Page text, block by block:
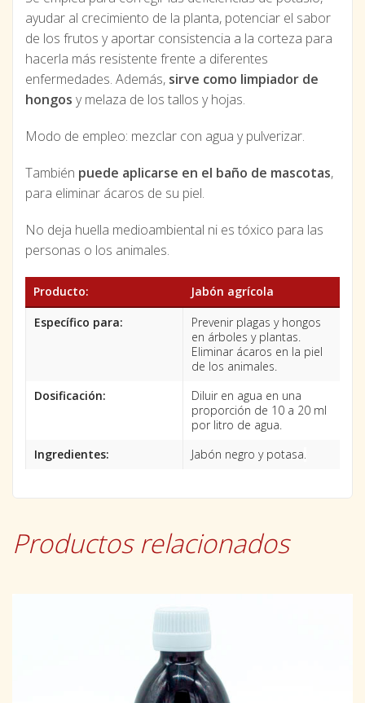
ayudar al crecimiento de la planta, potenciar el sabor
de los frutos y aportar consistencia a la corteza para
hacerla más resistente frente a diferentes
enfermedades. Además, sirve como limpiador de
hongos y melaza de los tallos y hojas.
Modo de empleo: mezclar con agua y pulverizar.
También puede aplicarse en el baño de mascotas,
para eliminar ácaros de su piel.
No deja huella medioambiental ni es tóxico para las
personas o los animales.
Producto:
Jabón agrícola
Específico para:
Prevenir plagas y hongos
en árboles y plantas.
Eliminar ácaros en la piel
de los animales.
Dosificación:
Diluir en agua en una
proporción de 10 a 20 ml
por litro de agua.
Ingredientes:
Jabón negro y potasa.
Productos relacionados